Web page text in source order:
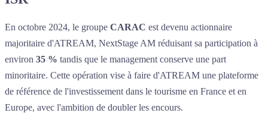
En octobre 2024, le groupe CARAC est devenu actionnaire
majoritaire d'ATREAM, NextStage AM réduisant sa participation à
environ 35 % tandis que le management conserve une part
minoritaire. Cette opération vise à faire d'ATREAM une plateforme
de référence de l'investissement dans le tourisme en France et en
Europe, avec l'ambition de doubler les encours.